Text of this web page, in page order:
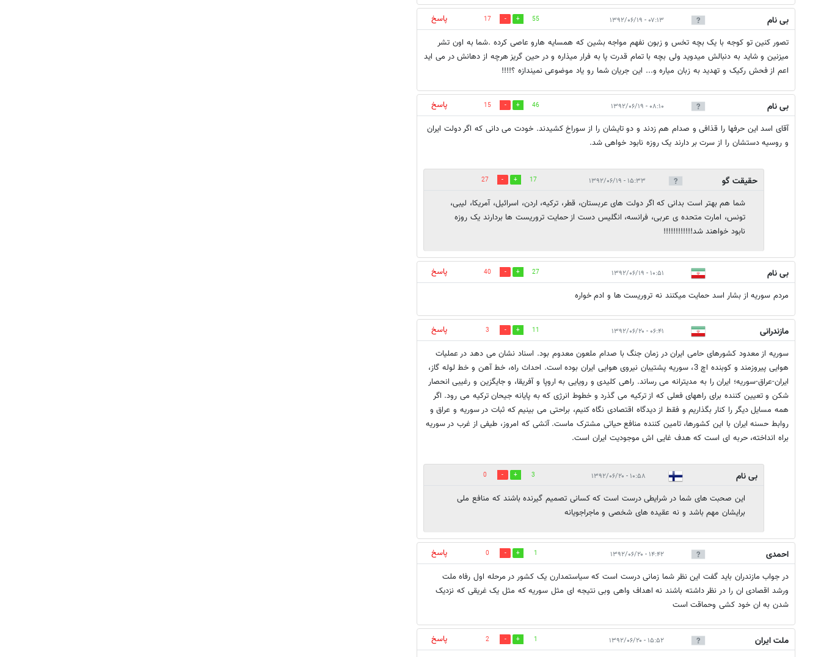
بی نام ۰۷:۱۳ - ۱۳۹۲/۰۶/۱۹ 55
17
پاسخ
تصور کنین تو کوجه با یک بچه تخس و زبون نفهم مواجه بشین که همسایه هارو عاصی کرده .شما به اون تشر
میزنین و شاید به دنبالش میدوید ولی بچه با تمام قدرت پا به فرار میذاره و در حین گریز هرچه از دهانش در می اید
اعم از فحش رکیک و تهدید به زبان میاره و... این جریان شما رو یاد موضوعی نمیندازه ؟!!!!
بی نام ۰۸:۱۰ - ۱۳۹۲/۰۶/۱۹ 46
15
پاسخ
آقای اسد این حرفها را قذافی و صدام هم زدند و دو تایشان را از سوراخ کشیدند. خودت می دانی که اگر دولت ایران
و روسیه دستشان را از سرت بر دارند یک روزه نابود خواهی شد.
حقیقت گو ۱۵:۳۳ - ۱۳۹۲/۰۶/۱۹ 17
27
شما هم بهتر است بدانی که اگر دولت های عربستان، قطر، ترکیه، اردن، اسرائیل، آمریکا، لیبی،
تونس، امارت متحده ی عربی، فرانسه، انگلیس دست از حمایت تروریست ها بردارند یک روزه
نابود خواهند شد!!!!!!!!!!!!
بی نام ۱۰:۵۱ - ۱۳۹۲/۰۶/۱۹ 27
40
پاسخ
مردم سوریه از بشار اسد حمایت میکنند نه تروریست ها و ادم خواره
مازندرانی ۰۶:۴۱ - ۱۳۹۲/۰۶/۲۰ 11
3
پاسخ
سوریه از معدود کشورهای حامی ایران در زمان جنگ با صدام ملعون معدوم بود. اسناد نشان می دهد در عملیات
هوایی پیروزمند و کوبنده اچ 3، سوریه پشتیبان نیروی هوایی ایران بوده است. احداث راه، خط آهن و خط لوله گاز،
ایران-عراق-سوریه؛ ایران را به مدیترانه می رساند. راهی کلیدی و رویایی به اروپا و آفریقا، و جایگزین و رغیبی انحصار
شکن و تعیین کننده برای راههای فعلی که از ترکیه می گذرد و خطوط انرژی که به پایانه جیحان ترکیه می رود. اگر
همه مسایل دیگر را کنار بگذاریم و فقط از دیدگاه اقتصادی نگاه کنیم، براحتی می بینیم که ثبات در سوریه و عراق و
روابط حسنه ایران با این کشورها، تامین کننده منافع حیاتی مشترک ماست. آتشی که امروز، طیفی از غرب در سوریه
براه انداخته، حربه ای است که هدف غایی اش موجودیت ایران است.
بی نام ۱۰:۵۸ - ۱۳۹۲/۰۶/۲۰ 3
0
این صحبت های شما در شرایطی درست است که کسانی تصمیم گیرنده باشند که منافع ملی
برایشان مهم باشد و نه عقیده های شخصی و ماجراجویانه
احمدی ۱۴:۴۲ - ۱۳۹۲/۰۶/۲۰ 1
0
پاسخ
در جواب مازندران باید گفت این نظر شما زمانی درست است که سیاستمدارن یک کشور در مرحله اول رفاه ملت
ورشد اقصادی ان را در نظر داشته باشند نه اهداف واهی وبی نتیجه ای مثل سوریه که مثل یک غریقی که نزدیک
شدن به ان خود کشی وحماقت است
ملت ایران ۱۵:۵۲ - ۱۳۹۲/۰۶/۲۰ 1
2 پاسخ